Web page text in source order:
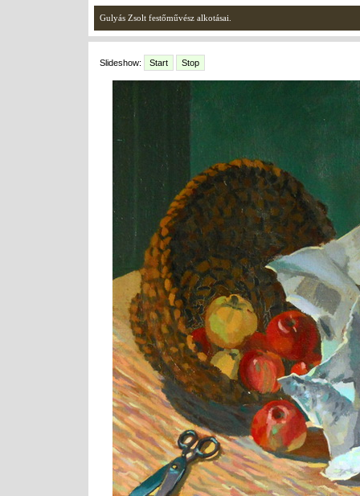
Gulyás Zsolt festőművész alkotásai.
Slideshow: Start Stop